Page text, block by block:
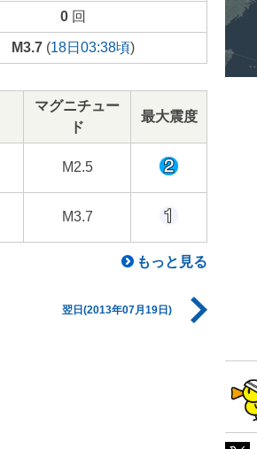
0回
M3.7(18日03:38頃)
マグニチュー
ド
最大震度
M2.5
M3.7
もっと見る
翌日(2013年07月19日)